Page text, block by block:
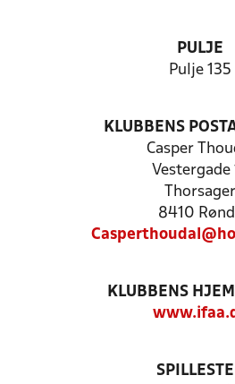
PULJE
Pulje 135
KLUBBENS
Casper
Vestergade
Thorsager
8410
KLUBBENS